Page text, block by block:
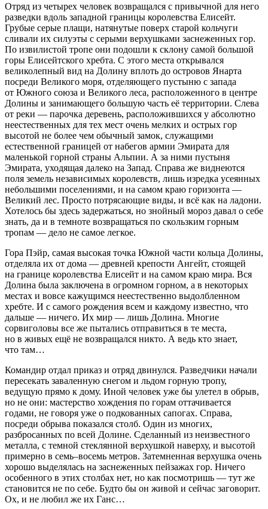
Отряд из четырех человек возвращался с привычной для него
разведки вдоль западной границы королевства Елисейт.
Грубые серые плащи, натянутые поверх старой кольчуги
сливали их силуэты с серыми верхушками заснеженных гор.
По извилистой тропе они подошли к склону самой большой
горы Елисейтского хребта. С этого места открывался
великолепный вид на Долину вплоть до островов Янарта
посреди Великого моря, отделяющего пустыню с запада
от Южного союза и Великого леса, расположенного в центре
Долины и занимающего большую часть её территории. Слева
от реки — парочка деревень, расположившихся у абсолютно
неестественных для тех мест очень мелких и острых гор
высотой не более чем обычный замок, служащими
естественной границей от набегов армии Эмирата для
маленькой горной страны Альпии. А за ними пустыня
Эмирата, уходящая далеко на Запад. Справа же виднеются
поля земель независимых королевств, лишь изредка усеянных
небольшими поселениями, и на самом краю горизонта —
Великий лес. Просто потрясающие виды, и всё как на ладони.
Хотелось бы здесь задержаться, но знойный мороз давал о себе
знать, да и в темноте возвращаться по скользким горным
тропам — дело не самое легкое.
Гора Пэйр, самая высокая точка Южной части кольца Долины,
отделяла их от дома — древней крепости Ангейт, стоящей
на границе королевства Елисейт и на самом краю мира. Вся
Долина была заключена в огромном горном, а в некоторых
местах и вовсе кажущимся неестественно выдолбленном
хребте. И с самого рождения всем и каждому известно, что
дальше — ничего. Их мир — лишь Долина. Многие
сорвиголовы все же пытались отправиться в те места,
но в живых ещё не возвращался никто. А ведь кто знает,
что там…
Командир отдал приказ и отряд двинулся. Разведчики начали
пересекать заваленную снегом и льдом горную тропу,
ведущую прямо к дому. Иной человек уже бы улетел в обрыв,
но не они: мастерство хождения по горам оттачивается
годами, не говоря уже о подкованных сапогах. Справа,
посреди обрыва показался столб. Один из многих,
разбросанных по всей Долине. Сделанный из неизвестного
металла, с темной стеклянной верхушкой наверху, и высотой
примерно в семь–восемь метров. Затемненная верхушка очень
хорошо выделялась на заснеженных пейзажах гор. Ничего
особенного в этих столбах нет, но как посмотришь — тут же
становится не по себе. Будто бы он живой и сейчас заговорит.
Ох, и не любил же их Ганс…